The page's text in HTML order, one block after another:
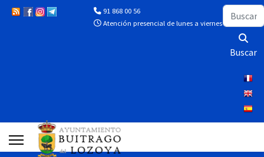
91 868 00 56
Atención presencial de lunes a viernes de 10:00 a
Buscar
Buscar